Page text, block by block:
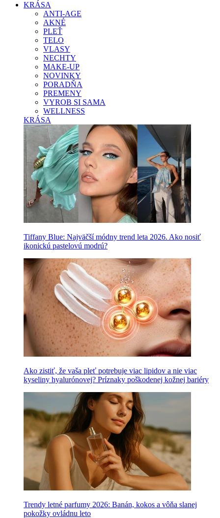
KRÁSA
ANTI-AGE
AKNÉ
PLEŤ
TELO
VLASY
NECHTY
MAKE-UP
NOVINKY
PORADŇA
PREMENY
VYROB SI SAMA
WELLNESS
KRÁSA
Tiffany Blue: Najväčší módny trend leta 2026. Ako nosiť
ikonickú pastelovú modrú?
Ako zistiť, že vaša pleť potrebuje viac lipidov a nie viac
kyseliny hyalurónovej? Príznaky poškodenej kožnej bariéry
Trendy letné parfumy 2026: Banán, kokos a vôňa slanej
pokožky ovládnu leto